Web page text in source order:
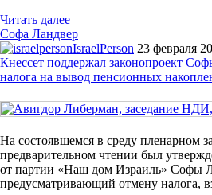
Читать далее
Софа Ландвер
IsraelPerson 23 февраля
Кнессет поддержал законопроект
налога на вывод пенсионных
На состоявшемся в среду пленарном
предварительном чтении был
от партии «Наш дом Израиль» Софы
предусматривающий отмену налога,